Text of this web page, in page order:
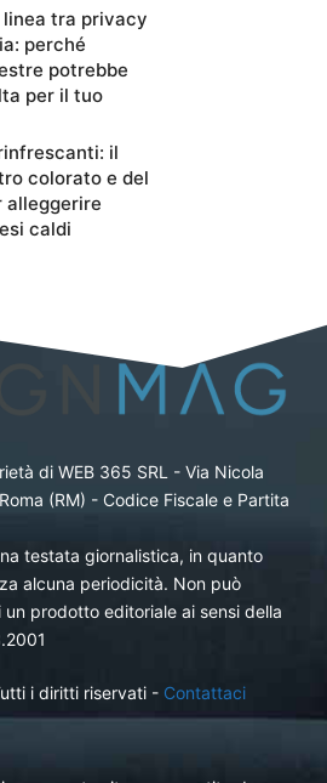
tra privacy
perché
potrebbe
per il tuo
il
colorato e del
alleggerire
caldi
di WEB 365 SRL - Via Nicola
(RM) - Codice Fiscale e Partita
testata giornalistica, in quanto
alcuna periodicità. Non può
prodotto editoriale ai sensi della
i diritti riservati - Contattaci